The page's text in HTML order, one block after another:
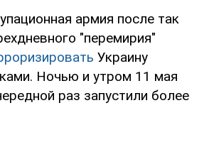
армия после так
"перемирия"
Украину
Ночью и утром 11 мая
раз запустили более